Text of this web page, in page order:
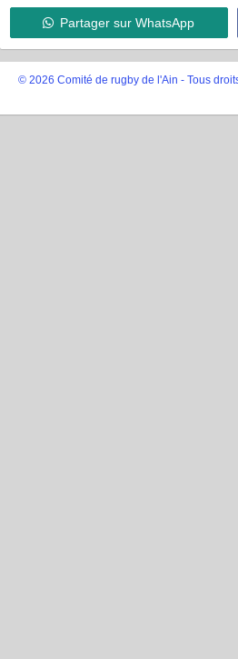
Partager sur WhatsApp
© 2026 Comité de rugby de l'Ain - Tous